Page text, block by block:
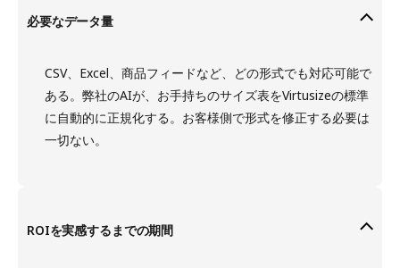
必要なデータ量
CSV、Excel、商品フィードなど、どの形式でも対応可能で
ある。弊社のAIが、お手持ちのサイズ表をVirtusizeの標準
に自動的に正規化する。お客様側で形式を修正する必要は
一切ない。
ROIを実感するまでの期間